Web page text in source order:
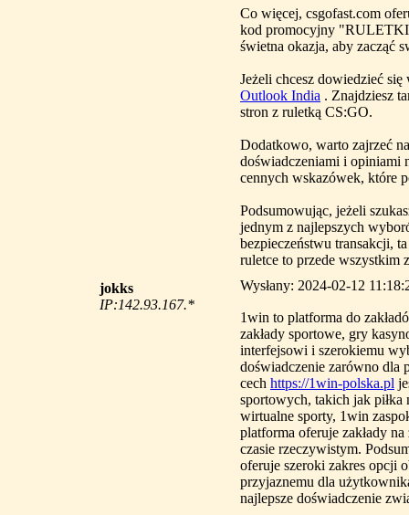
Co więcej, csgofast.com
kod promocyjny
świetna okazja, aby zacząć
Jeżeli chcesz dowiedzieć
Outlook India . Znajdziesz
stron z ruletką CS:GO.
Dodatkowo, warto zajrzeć
doświadczeniami i opiniami
cennych wskazówek, które
Podsumowując, jeżeli
jednym z najlepszych
bezpieczeństwu transakcji,
ruletce to przede wszystkim
jokks
IP:142.93.167.*
Wysłany: 2024-02-12
1win to platforma do
zakłady sportowe, gry
interfejsowi i szerokiemu
doświadczenie zarówno dla
cech https://1win-polska.pl
sportowych, takich jak
wirtualne sporty, 1win
platforma oferuje zakłady
czasie rzeczywistym.
oferuje szeroki zakres opcji
przyjaznemu dla
najlepsze doświadczenie